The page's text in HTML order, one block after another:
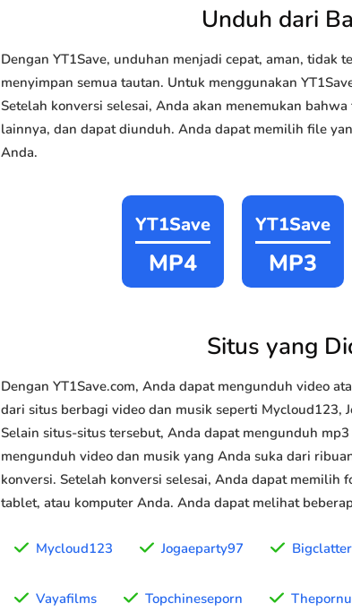
Unduh dari
Dengan YT1Save, unduhan menjadi cepat, aman,
menyimpan semua tautan. Untuk menggunakan
Setelah konversi selesai, Anda akan menemukan
lainnya, dan dapat diunduh. Anda dapat memilih file
Anda.
YT1Save
MP4
YT1Save
MP3
Situs yang
Dengan YT1Save.com, Anda dapat mengunduh video
dari situs berbagi video dan musik seperti
Selain situs-situs tersebut, Anda dapat mengunduh
mengunduh video dan musik yang Anda suka dari
konversi. Setelah konversi selesai, Anda dapat
tablet, atau komputer Anda. Anda dapat melihat
Mycloud123 Jogaeparty97
Vayafilms Topchineseporn